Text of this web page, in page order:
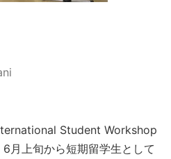
Student Workshop
月上旬から短期留学生として